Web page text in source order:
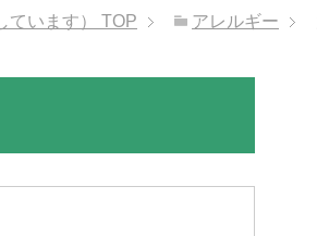
います） TOP アレルギー